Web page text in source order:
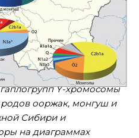
Y-хромосомы
родов ооржак, монгуш и
Сибири и
на диаграммах